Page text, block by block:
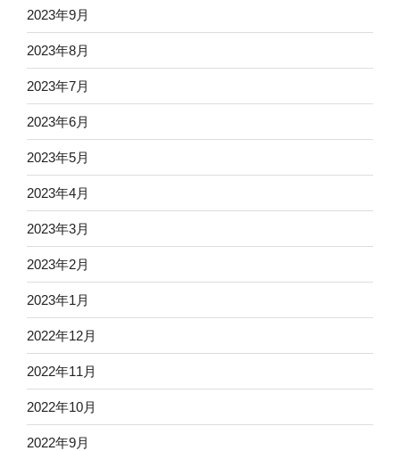
2023年9月
2023年8月
2023年7月
2023年6月
2023年5月
2023年4月
2023年3月
2023年2月
2023年1月
2022年12月
2022年11月
2022年10月
2022年9月